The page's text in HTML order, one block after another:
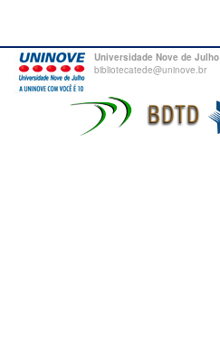
Universidade Nove de Julho
bibliotecatede@uninove.br